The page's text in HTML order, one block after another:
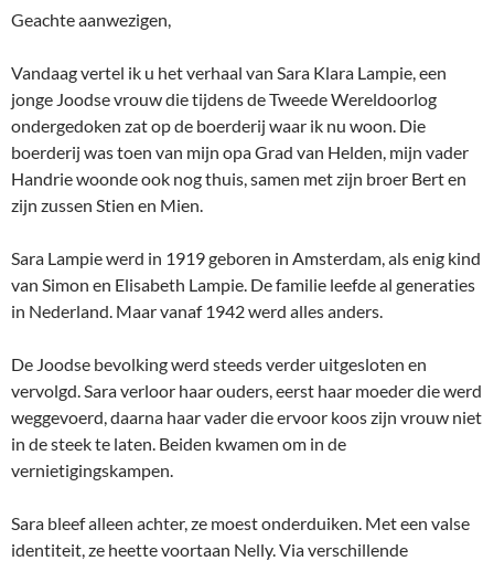
Geachte aanwezigen,
Vandaag vertel ik u het verhaal van Sara Klara Lampie, een
jonge Joodse vrouw die tijdens de Tweede Wereldoorlog
ondergedoken zat op de boerderij waar ik nu woon. Die
boerderij was toen van mijn opa Grad van Helden, mijn vader
Handrie woonde ook nog thuis, samen met zijn broer Bert en
zijn zussen Stien en Mien.
Sara Lampie werd in 1919 geboren in Amsterdam, als enig kind
van Simon en Elisabeth Lampie. De familie leefde al generaties
in Nederland. Maar vanaf 1942 werd alles anders.
De Joodse bevolking werd steeds verder uitgesloten en
vervolgd. Sara verloor haar ouders, eerst haar moeder die werd
weggevoerd, daarna haar vader die ervoor koos zijn vrouw niet
in de steek te laten. Beiden kwamen om in de
vernietigingskampen.
Sara bleef alleen achter, ze moest onderduiken. Met een valse
identiteit, ze heette voortaan Nelly. Via verschillende